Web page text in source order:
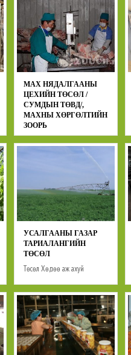
МАХ НЯДАЛГААНЫ
ЦЕХИЙН ТӨСӨЛ /
СУМДЫН ТӨВД/,
МАХНЫ ХӨРГӨЛТИЙН
ЗООРЬ
УСАЛГААНЫ ГАЗАР
ТАРИАЛАНГИЙН
ТӨСӨЛ
Төсөл Хөдөө аж ахуй